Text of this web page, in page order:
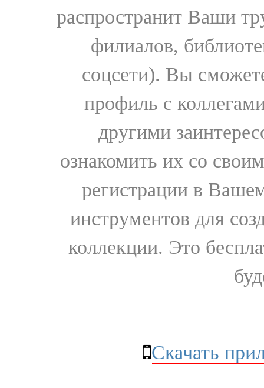
распространит Ваши
филиалов,
соцсети). Вы
профиль с
другими
ознакомить их со
регистрации в
инструментов для
коллекции. Это
Скачать